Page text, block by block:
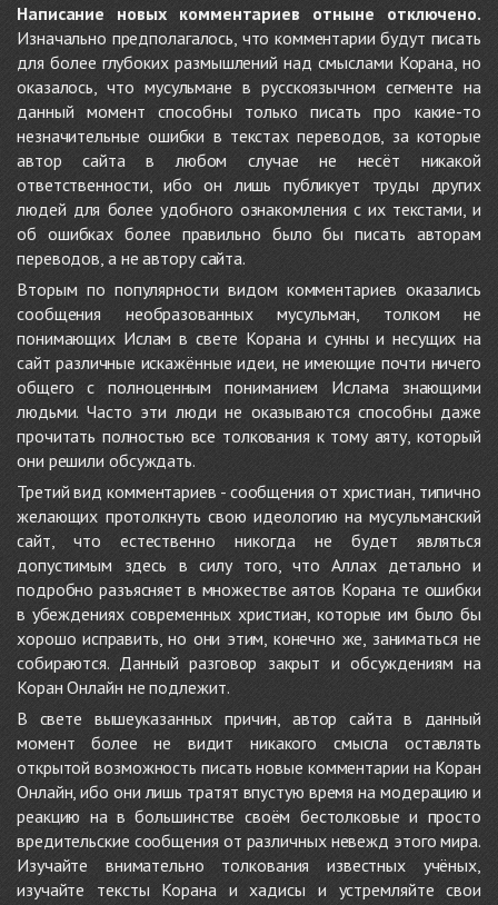
Написание новых комментариев отныне отключено.
Изначально предполагалось, что комментарии будут писать
для более глубоких размышлений над смыслами Корана, но
оказалось, что мусульмане в русскоязычном сегменте на
данный момент способны только писать про какие-то
незначительные ошибки в текстах переводов, за которые
автор сайта в любом случае не несёт никакой
ответственности, ибо он лишь публикует труды других
людей для более удобного ознакомления с их текстами, и
об ошибках более правильно было бы писать авторам
переводов, а не автору сайта.
Вторым по популярности видом комментариев оказались
сообщения необразованных мусульман, толком не
понимающих Ислам в свете Корана и сунны и несущих на
сайт различные искажённые идеи, не имеющие почти ничего
общего с полноценным пониманием Ислама знающими
людьми. Часто эти люди не оказываются способны даже
прочитать полностью все толкования к тому аяту, который
они решили обсуждать.
Третий вид комментариев - сообщения от христиан, типично
желающих протолкнуть свою идеологию на мусульманский
сайт, что естественно никогда не будет являться
допустимым здесь в силу того, что Аллах детально и
подробно разъясняет в множестве аятов Корана те ошибки
в убеждениях современных христиан, которые им было бы
хорошо исправить, но они этим, конечно же, заниматься не
собираются. Данный разговор закрыт и обсуждениям на
Коран Онлайн не подлежит.
В свете вышеуказанных причин, автор сайта в данный
момент более не видит никакого смысла оставлять
открытой возможность писать новые комментарии на Коран
Онлайн, ибо они лишь тратят впустую время на модерацию и
реакцию на в большинстве своём бестолковые и просто
вредительские сообщения от различных невежд этого мира.
Изучайте внимательно толкования известных учёных,
изучайте тексты Корана и хадисы и устремляйте свои